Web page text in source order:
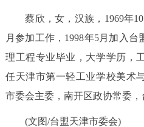
蔡欣，女，汉族， 1969年10
月参加工作， 1998年5月加入台
理工程专业毕业，大学学历，
任天津市第一轻工业学校美术
市委会主委，南开区政协常委，
(文图/台盟天津市委会)